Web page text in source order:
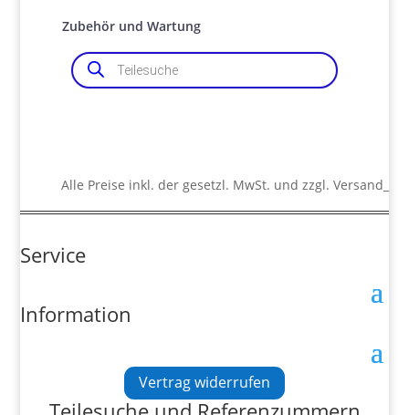
Zubehör und Wartung
Products
search
Alle Preise inkl. der gesetzl. MwSt. und zzgl. Versand_
Service
Information
Vertrag widerrufen